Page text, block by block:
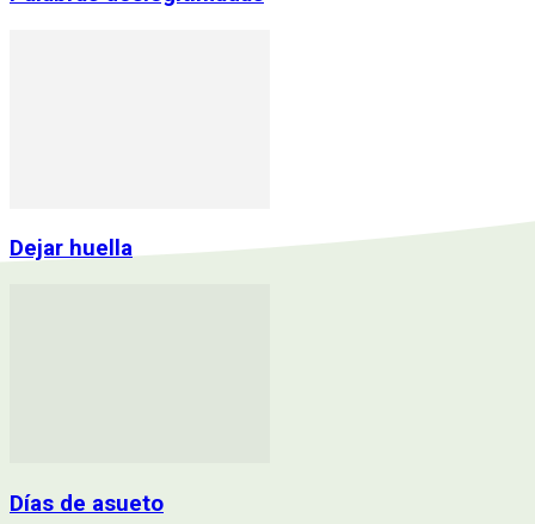
Dejar huella
Días de asueto